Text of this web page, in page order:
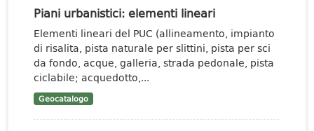
Piani urbanistici: elementi lineari
Elementi lineari del PUC (allineamento, impianto
di risalita, pista naturale per slittini, pista per sci
da fondo, acque, galleria, strada pedonale, pista
ciclabile; acquedotto,...
Geocatalogo